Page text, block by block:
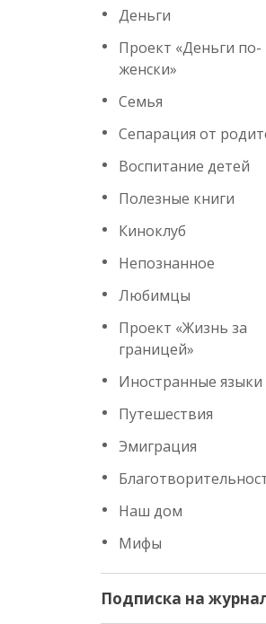
Деньги
Проект «Деньги по-
женски»
Семья
Сепарация от
Воспитание детей
Полезные книги
Киноклуб
Непознанное
Любимцы
Проект «Жизнь за
границей»
Иностранные языки
Путешествия
Эмиграция
Наш дом
Мифы
Подписка на